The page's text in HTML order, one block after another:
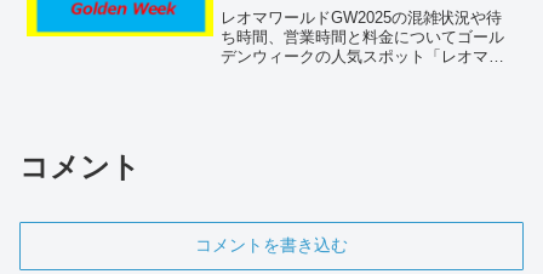
レオマワールドGW2025の混雑状況や待
ち時間、営業時間と料金についてゴール
デンウィークの人気スポット「レオマワ
コメント
コメントを書き込む